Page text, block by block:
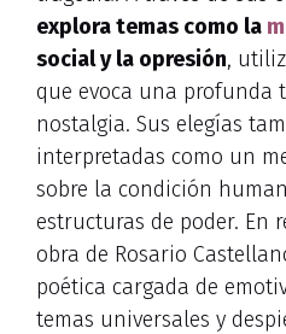
explora temas como la
social y la opresión,
que evoca una profunda
nostalgia. Sus elegías
interpretadas como un
sobre la condición
estructuras de poder. En
obra de Rosario
poética cargada de
temas universales y